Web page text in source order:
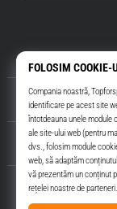
Despre noi
Servicii clienți